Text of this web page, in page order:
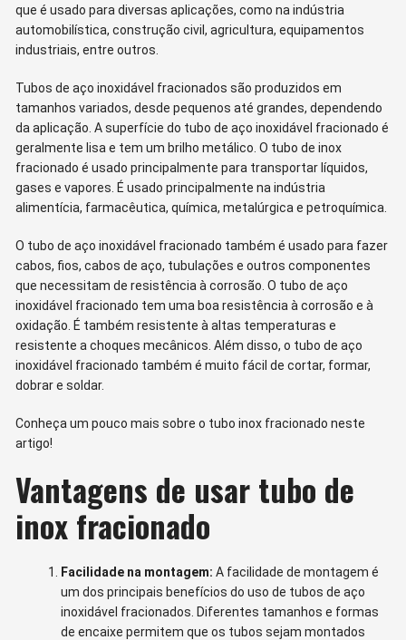
que é usado para diversas aplicações, como na indústria
automobilística, construção civil, agricultura, equipamentos
industriais, entre outros.
Tubos de aço inoxidável fracionados são produzidos em
tamanhos variados, desde pequenos até grandes, dependendo
da aplicação. A superfície do tubo de aço inoxidável fracionado é
geralmente lisa e tem um brilho metálico. O tubo de inox
fracionado é usado principalmente para transportar líquidos,
gases e vapores. É usado principalmente na indústria
alimentícia, farmacêutica, química, metalúrgica e petroquímica.
O tubo de aço inoxidável fracionado também é usado para fazer
cabos, fios, cabos de aço, tubulações e outros componentes
que necessitam de resistência à corrosão. O tubo de aço
inoxidável fracionado tem uma boa resistência à corrosão e à
oxidação. É também resistente à altas temperaturas e
resistente a choques mecânicos. Além disso, o tubo de aço
inoxidável fracionado também é muito fácil de cortar, formar,
dobrar e soldar.
Conheça um pouco mais sobre o tubo inox fracionado neste
artigo!
Vantagens de usar tubo de
inox fracionado
Facilidade na montagem: A facilidade de montagem é
um dos principais benefícios do uso de tubos de aço
inoxidável fracionados. Diferentes tamanhos e formas
de encaixe permitem que os tubos sejam montados